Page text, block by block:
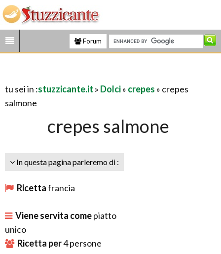
Forum
tu sei in :stuzzicante.it » Dolci» crepes » crepes
salmone
crepes salmone
In questa pagina parleremo di :
Ricettafrancia
Viene servita comepiatto
unico
Ricetta per4persone